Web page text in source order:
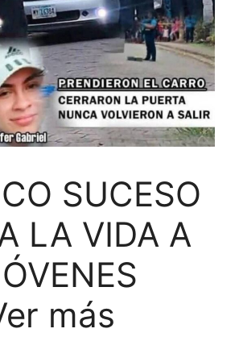
SUCESO
LA VIDA A
más